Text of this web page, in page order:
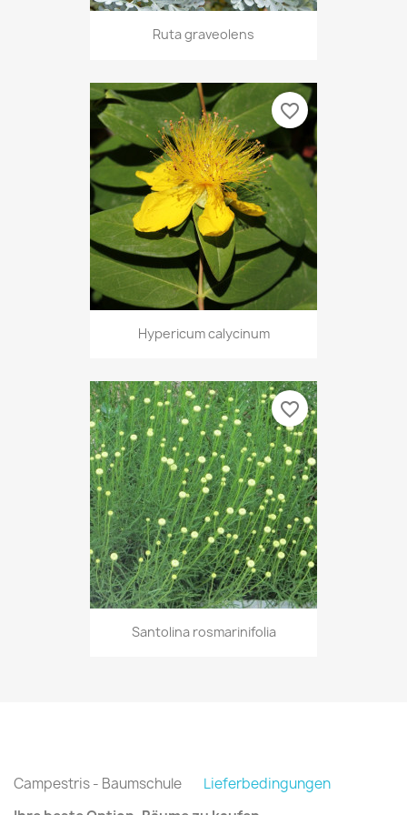
Ruta graveolens
Hypericum calycinum
favorite_border
Santolina rosmarinifolia
favorite_border
Campestris - Baumschule Lieferbedingungen